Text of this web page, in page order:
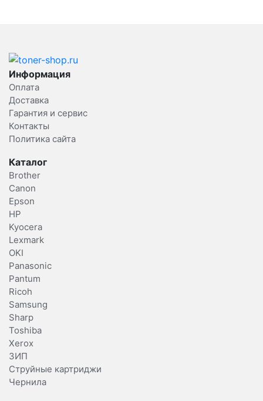
Информация
Оплата
Доставка
Гарантия и сервис
Контакты
Политика сайта
Каталог
Brother
Canon
Epson
HP
Kyocera
Lexmark
OKI
Panasonic
Pantum
Ricoh
Samsung
Sharp
Toshiba
Xerox
ЗИП
Струйные картриджи
Чернила